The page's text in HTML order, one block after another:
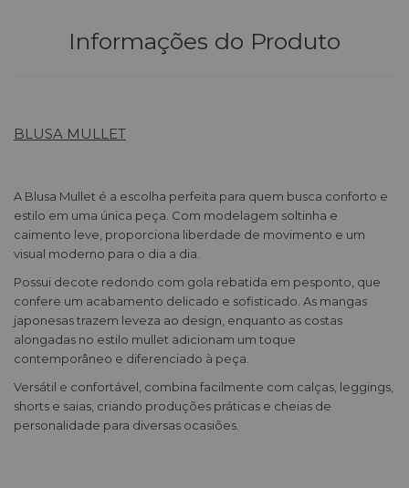
Informações do Produto
BLUSA MULLET
A Blusa Mullet é a escolha perfeita para quem busca conforto e
estilo em uma única peça. Com modelagem soltinha e
caimento leve, proporciona liberdade de movimento e um
visual moderno para o dia a dia.
Possui decote redondo com gola rebatida em pesponto, que
confere um acabamento delicado e sofisticado. As mangas
japonesas trazem leveza ao design, enquanto as costas
alongadas no estilo mullet adicionam um toque
contemporâneo e diferenciado à peça.
Versátil e confortável, combina facilmente com calças, leggings,
shorts e saias, criando produções práticas e cheias de
personalidade para diversas ocasiões.